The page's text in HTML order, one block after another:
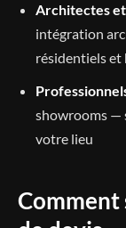
Architectes
intégration
résidentiels et
showrooms —
votre lieu
Comment